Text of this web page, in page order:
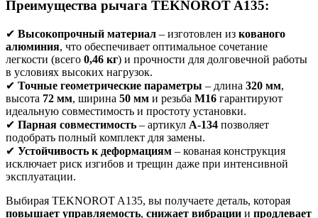
Преимущества рычага TEKNOROT A135:
✔ Высокопрочный материал – изготовлен из кованого
алюминия, что обеспечивает оптимальное сочетание
легкости (всего 0,46 кг) и прочности для долговечной работы
в условиях высоких нагрузок.
✔ Точные геометрические параметры – длина 320 мм,
высота 72 мм, ширина 50 мм и резьба M16 гарантируют
идеальную совместимость и простоту установки.
✔ Парная совместимость – артикул A-134 позволяет
подобрать полный комплект для замены.
✔ Устойчивость к деформациям – кованая конструкция
исключает риск изгибов и трещин даже при интенсивной
эксплуатации.
Выбирая TEKNOROT A135, вы получаете деталь, которая
повышает управляемость, снижает вибрации и продлевает